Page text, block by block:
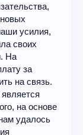
усилия,
своих
На
за
на связь.
на основе
удалось